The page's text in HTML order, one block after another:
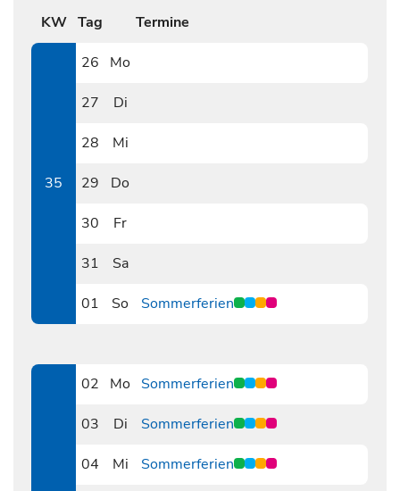
KW Tag Termine
35
26
Mo
27
Di
28
Mi
29
Do
30
Fr
31
Sa
01
So Sommerferien
02
Mo Sommerferien
03
Di Sommerferien
04
Mi Sommerferien